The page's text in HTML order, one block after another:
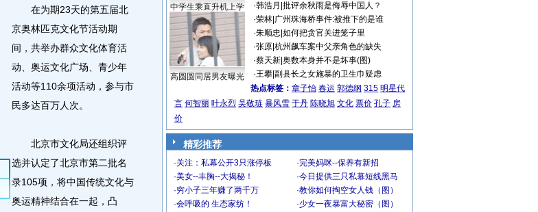
在为期23天的第五届北
京奥林匹克文化节活动期
间，共举办群众文化体育活
动、奥运文化广场、青少年
活动等110余项活动，参与市
民多达百万人次。
北京市文化局还组织评
选并认定了北京市第二批名
录105项，将中国传统文化与
奥运精神结合在一起，凸
中学生乘直升机上学
高圆圆同居男友曝光
·韩浩月 批评余秋雨是侮辱中国人？
·荣林| 广州珠海桥事件:被推下的是谁
·朱顺忠 如何把贪官关进笼子里
·张原| 杭州飙车案中父亲角色的缺失
·蔡天新| 奥数本身并不是坏事(图)
·王攀| 副县长之女施暴的卫生巾疑虑
热点标签： 章子怡 春运 郭德纲 315 明星代
言 何智丽 叶永烈 吴敬琏 暴风雪 于丹 陈晓旭 文化 票价 孔子 房
价
精彩推荐
·关注：私幕公开3只涨停板 ·完美妈咪--保养有新招
·美女--丰胸--大揭秘！ ·今日提供三只私幕短线黑马
·穷小子三年赚了两千万 ·教你如何掏空女人钱（图）
·会呼吸的 生态家纺！ ·少女一夜暴富大秘密（图）